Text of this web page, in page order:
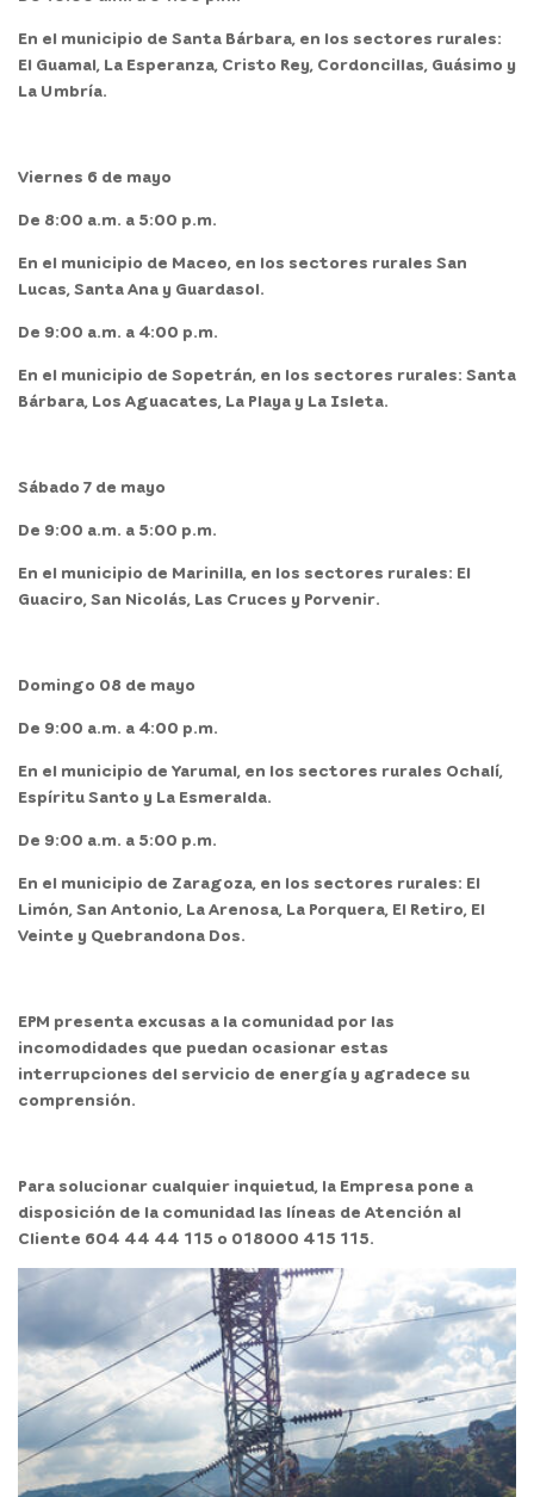
En el municipio de Santa Bárbara, en los sectores rurales:
El Guamal, La Esperanza, Cristo Rey, Cordoncillas, Guásimo y
La Umbría.
Viernes 6 de mayo
De 8:00 a.m. a 5:00 p.m.
En el municipio de Maceo, en los sectores rurales San
Lucas, Santa Ana y Guardasol.
De 9:00 a.m. a 4:00 p.m.
En el municipio de Sopetrán, en los sectores rurales: Santa
Bárbara, Los Aguacates, La Playa y La Isleta.
Sábado 7 de mayo
De 9:00 a.m. a 5:00 p.m.
En el municipio de Marinilla, en los sectores rurales: El
Guaciro, San Nicolás, Las Cruces y Porvenir.
Domingo 08 de mayo
De 9:00 a.m. a 4:00 p.m.
En el municipio de Yarumal, en los sectores rurales Ochalí,
Espíritu Santo y La Esmeralda.
De 9:00 a.m. a 5:00 p.m.
En el municipio de Zaragoza, en los sectores rurales: El
Limón, San Antonio, La Arenosa, La Porquera, El Retiro, El
Veinte y Quebrandona Dos.
EPM presenta excusas a la comunidad por las
incomodidades que puedan ocasionar estas
interrupciones del servicio de energía y agradece su
comprensión.
Para solucionar cualquier inquietud, la Empresa pone a
disposición de la comunidad las líneas de Atención al
Cliente 604 44 44 115 o 018000 415 115.